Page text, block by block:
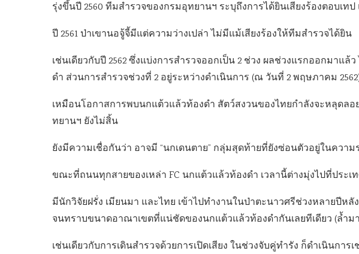
รุ่งขึ้นปี 2560 ทีมสำรวจของกรมอุทยานฯ ระบุถึงการได้ยินเสียงร้องตอบเท
ปี 2561 ป่าเขานอจู้จี้มีแต่ความว่างเปล่า ไม่มีแม้เสียงร้องให้ทีมสำรวจได้ยิน
เช่นเดียวกับปี 2562 ซึ่งแบ่งการสำรวจออกเป็น 2 ช่วง ผลช่วงแรกออกมาแ
ดำ ส่วนการสำรวจช่วงที่ 2 อยู่ระหว่างดำเนินการ (ณ วันที่ 2 พฤษภาคม
เหมือนโอกาสการพบนกแต้วแล้วท้องดำ สัตว์สงวนของไทยกำลังจะหลุดล
ทยานฯ ยังไม่สิ้น
ยังมีความเชื่อกันว่า อาจมี “นกเดนตาย” กลุ่มสุดท้ายที่ยังซ่อนตัวอยู่ในควา
ขณะที่ถนนทุกสายของเหล่า FC นกแต้วแล้วท้องดำ เวลานี้ต่างมุ่งไปที่ประเ
มีนักวิจัยฝรั่ง เมียนมา และไทย เข้าไปทำงานในป่าตะนาวศรีช่วงหลายปี
จนทราบขนาดอาณาเขตที่แน่ชัดของนกแต้วแล้วท้องดำกันเลยทีเดียว (ล้ำม
เช่นเดียวกับการเดินสำรวจด้วยการเปิดเสียง ในช่วงจับคู่ทำรัง ก็ดำเนินการ